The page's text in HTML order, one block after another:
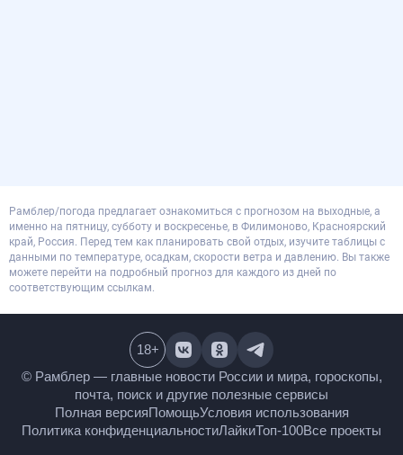
Рамблер/погода предлагает ознакомиться с прогнозом на выходные, а
именно на пятницу, субботу и воскресенье, в Филимоново, Красноярский
край, Россия. Перед тем как планировать свой отдых, изучите таблицы с
данными по температуре, осадкам, скорости ветра и давлению. Вы также
можете перейти на подробный прогноз для каждого из дней по
соответствующим ссылкам.
© Рамблер — главные новости России и мира,
гороскопы, почта, поиск и другие полезные сервисы
Полная версияПомощьУсловия использования
Политика конфиденциальностиЛайкиТоп-100
18+